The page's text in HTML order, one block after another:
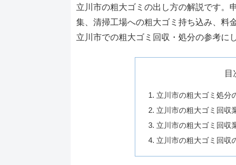
立川市の粗大ゴミの出し方の解説です。
集、清掃工場への粗大ゴミ持ち込み、料
立川市での粗大ゴミ回収・処分の参考に
目
立川市の粗大ゴミ処分
立川市の粗大ゴミ回収
立川市の粗大ゴミ回収
立川市の粗大ゴミ回収